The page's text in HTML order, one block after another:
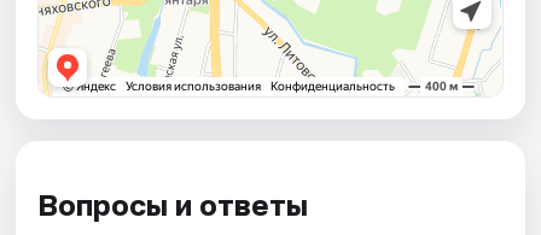
Вопросы и ответы